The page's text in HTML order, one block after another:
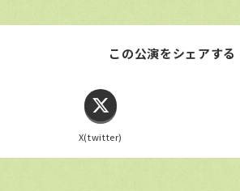
この公演をシェアする
X(twitter)